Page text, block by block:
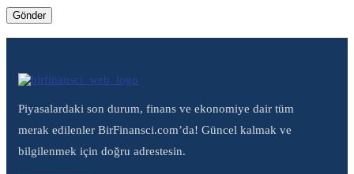
Piyasalardaki son durum, finans ve ekonomiye dair tüm
merak edilenler BirFinansci.com’da! Güncel kalmak ve
bilgilenmek için doğru adrestesin.